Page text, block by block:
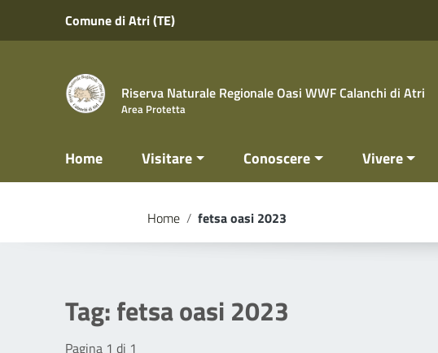
Vai ai contenuti
Vai al menu di navigazione
Comune di Atri (TE)
Riserva Naturale Regionale Oasi WWF Calanchi di Atri
Area Protetta
Home Visitare Conoscere Vivere
Home / fetsa oasi 2023
Tag:fetsa oasi 2023
Pagina 1 di 1